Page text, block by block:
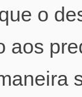
o
aos